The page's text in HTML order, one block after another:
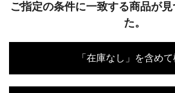
ご指定の条件に一致する商品が
た。
「在庫なし」を含め